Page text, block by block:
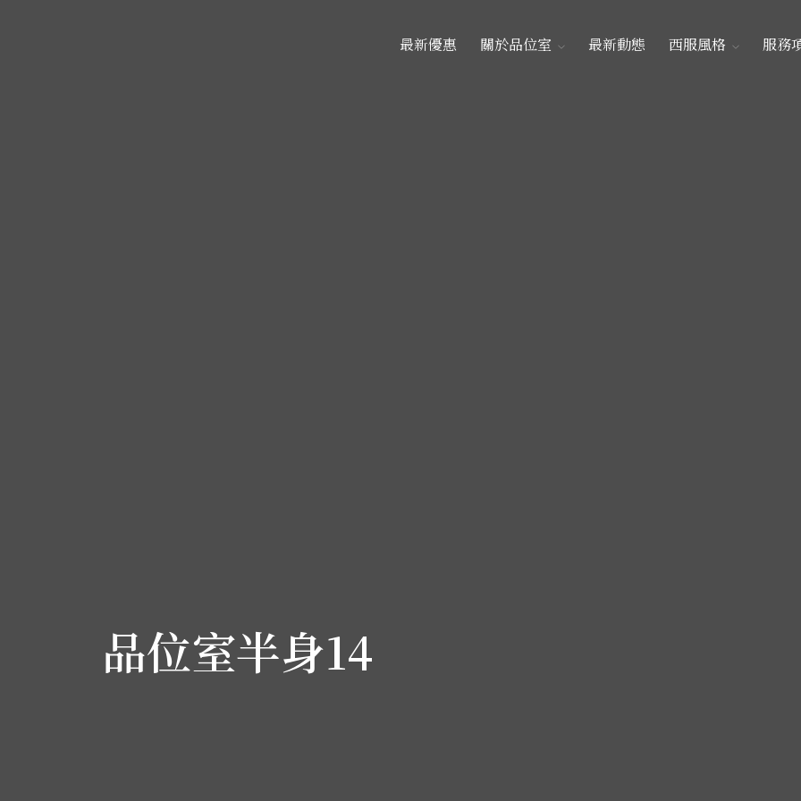
最新優惠 關於品位室 最新動態 西服風格 服務
品位室半身14